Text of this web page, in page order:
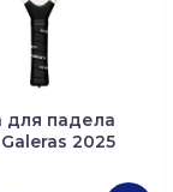
для падела
2025